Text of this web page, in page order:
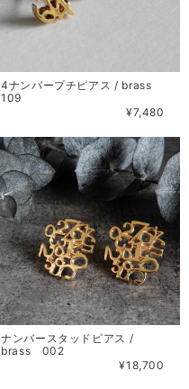
4ナンバープチピアス / brass
109
¥7,480
ナンバースタッドピアス /
brass 002
¥18,700